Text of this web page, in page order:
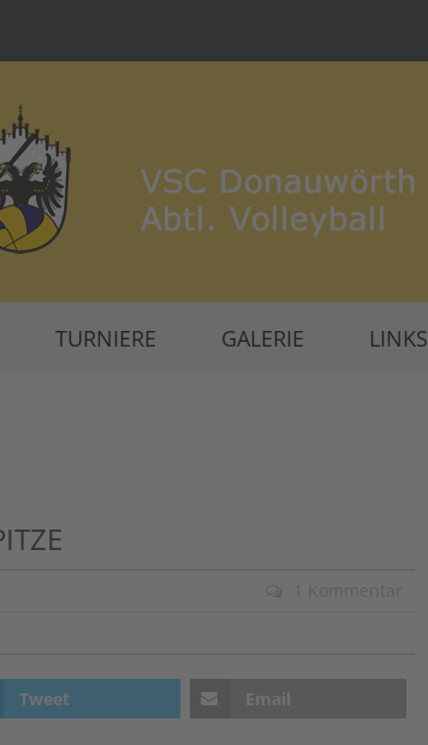
TURNIERE GALERIE LINKS
Tweet Email